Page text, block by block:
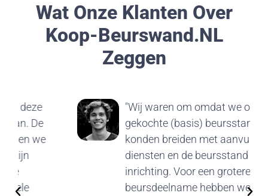
Wat Onze Klanten Over
Koop-Beurswand.nL
Zeggen
"Wij waren om omdat we onze
gekochte (basis) beursstand uit
konden breiden met aanvullende
diensten en de beursstand
inrichting. Voor een grotere
beursdeelname hebben we er